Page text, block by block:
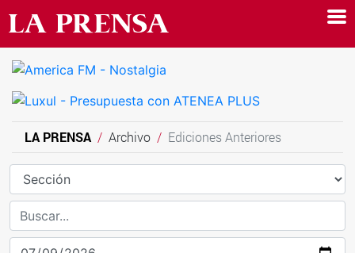
LA PRENSA Archivo Ediciones Anteriores